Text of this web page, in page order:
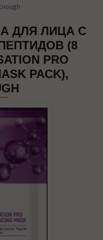
ДЛЯ ЛИЦА С
(8
PRO
PACK),